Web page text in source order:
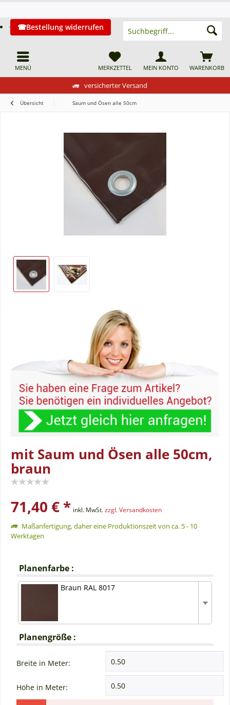
versicherter Versand
MENÜ
Bestellung widerrufen
WARENKORB
MERKZETTEL MEIN KONTO
Übersicht Saum und Ösen alle 50cm
mit Saum und Ösen alle 50cm,
braun
71,40 € * inkl. MwSt.zzgl. Versandkosten
Maßanfertigung, daher eine Produktionszeit von ca. 5 - 10
Werktagen
Planenfarbe :
Braun RAL 8017
Planengröße :
Breite in Meter:
Höhe in Meter: